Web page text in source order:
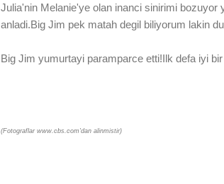
Julia'nin Melanie'ye olan inanci sinirimi
anladi.Big Jim pek matah degil biliyorum lakin
Big Jim yumurtayi paramparce etti!Ilk defa iyi
(Fotograflar www.cbs.com'dan alinmistir)